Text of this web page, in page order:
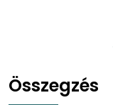
Összegzés